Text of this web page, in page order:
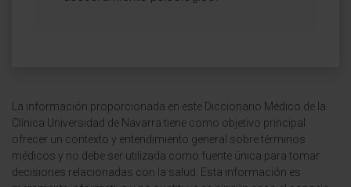
La información proporcionada en este Diccionario Médico de la
Clínica Universidad de Navarra tiene como objetivo principal
ofrecer un contexto y entendimiento general sobre términos
médicos y no debe ser utilizada como fuente única para tomar
decisiones relacionadas con la salud. Esta información es